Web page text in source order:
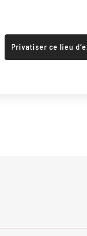
Privatiser ce lieu